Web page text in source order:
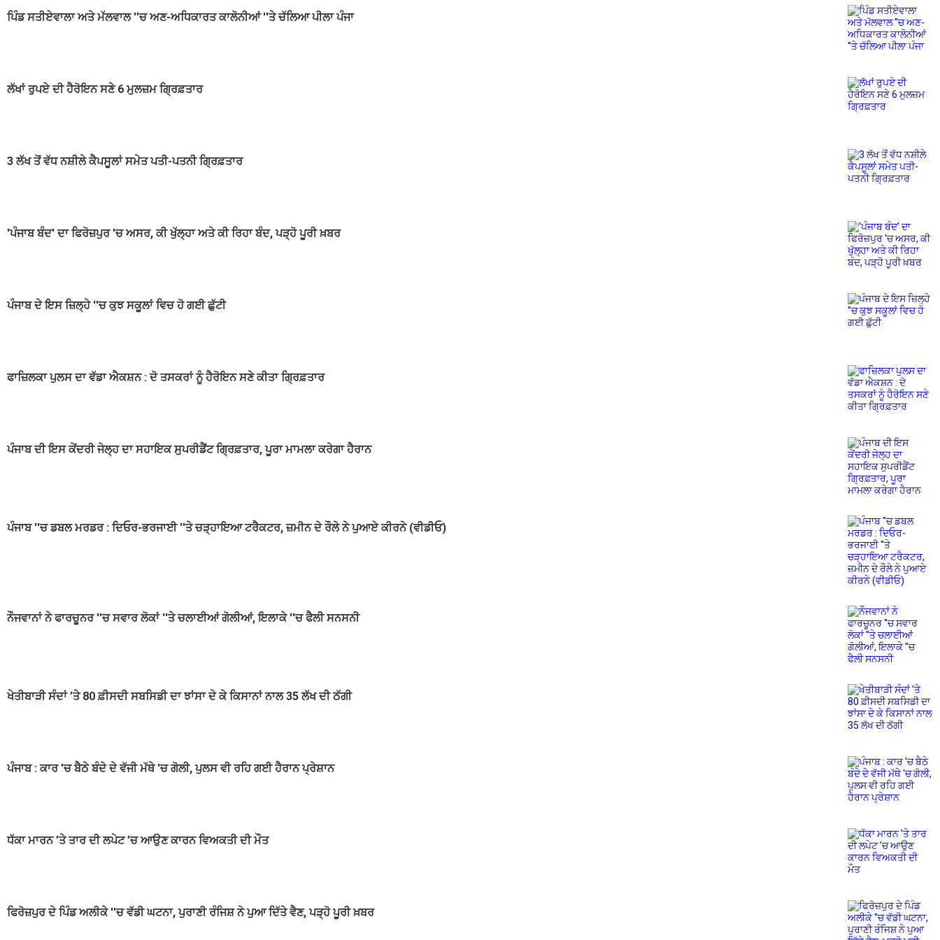
ਪਿੰਡ ਸਤੀਏਵਾਲਾ ਅਤੇ ਮੱਲਵਾਲ ''ਚ ਅਣ-ਅਧਿਕਾਰਤ ਕਾਲੋਨੀਆਂ ''ਤੇ ਚੱਲਿਆ ਪੀਲਾ ਪੰਜਾ
ਲੱਖਾਂ ਰੁਪਏ ਦੀ ਹੈਰੋਇਨ ਸਣੇ 6 ਮੁਲਜ਼ਮ ਗ੍ਰਿਫ਼ਤਾਰ
3 ਲੱਖ ਤੋਂ ਵੱਧ ਨਸ਼ੀਲੇ ਕੈਪਸੂਲਾਂ ਸਮੇਤ ਪਤੀ-ਪਤਨੀ ਗ੍ਰਿਫ਼ਤਾਰ
'ਪੰਜਾਬ ਬੰਦ' ਦਾ ਫਿਰੋਜ਼ਪੁਰ 'ਚ ਅਸਰ, ਕੀ ਖੁੱਲ੍ਹਾ ਅਤੇ ਕੀ ਰਿਹਾ ਬੰਦ, ਪੜ੍ਹੋ ਪੂਰੀ ਖ਼ਬਰ
ਪੰਜਾਬ ਦੇ ਇਸ ਜ਼ਿਲ੍ਹੇ ''ਚ ਕੁਝ ਸਕੂਲਾਂ ਵਿਚ ਹੋ ਗਈ ਛੁੱਟੀ
ਫਾਜ਼ਿਲਕਾ ਪੁਲਸ ਦਾ ਵੱਡਾ ਐਕਸ਼ਨ : ਦੋ ਤਸਕਰਾਂ ਨੂੰ ਹੈਰੋਇਨ ਸਣੇ ਕੀਤਾ ਗ੍ਰਿਫ਼ਤਾਰ
ਪੰਜਾਬ ਦੀ ਇਸ ਕੇਂਦਰੀ ਜੇਲ੍ਹ ਦਾ ਸਹਾਇਕ ਸੁਪਰੀਡੈਂਟ ਗ੍ਰਿਫ਼ਤਾਰ, ਪੂਰਾ ਮਾਮਲਾ ਕਰੇਗਾ ਹੈਰਾਨ
ਪੰਜਾਬ ''ਚ ਡਬਲ ਮਰਡਰ : ਦਿਓਰ-ਭਰਜਾਈ ''ਤੇ ਚੜ੍ਹਾਇਆ ਟਰੈਕਟਰ, ਜ਼ਮੀਨ ਦੇ ਰੌਲੇ ਨੇ ਪੁਆਏ ਕੀਰਨੇ (ਵੀਡੀਓ)
ਨੌਜਵਾਨਾਂ ਨੇ ਫਾਰਚੂਨਰ ''ਚ ਸਵਾਰ ਲੋਕਾਂ ''ਤੇ ਚਲਾਈਆਂ ਗੋਲੀਆਂ, ਇਲਾਕੇ ''ਚ ਫੈਲੀ ਸਨਸਨੀ
ਖੇਤੀਬਾੜੀ ਸੰਦਾਂ ’ਤੇ 80 ਫ਼ੀਸਦੀ ਸਬਸਿਡੀ ਦਾ ਝਾਂਸਾ ਦੇ ਕੇ ਕਿਸਾਨਾਂ ਨਾਲ 35 ਲੱਖ ਦੀ ਠੱਗੀ
ਪੰਜਾਬ : ਕਾਰ 'ਚ ਬੈਠੇ ਬੰਦੇ ਦੇ ਵੱਜੀ ਮੱਥੇ 'ਚ ਗੋਲੀ, ਪੁਲਸ ਵੀ ਰਹਿ ਗਈ ਹੈਰਾਨ ਪ੍ਰੇਸ਼ਾਨ
ਧੱਕਾ ਮਾਰਨ ’ਤੇ ਤਾਰ ਦੀ ਲਪੇਟ ’ਚ ਆਉਣ ਕਾਰਨ ਵਿਅਕਤੀ ਦੀ ਮੌਤ
ਫਿਰੋਜ਼ਪੁਰ ਦੇ ਪਿੰਡ ਅਲੀਕੇ ''ਚ ਵੱਡੀ ਘਟਨਾ, ਪੁਰਾਣੀ ਰੰਜਿਸ਼ ਨੇ ਪੁਆ ਦਿੱਤੇ ਵੈਣ, ਪੜ੍ਹੋ ਪੂਰੀ ਖ਼ਬਰ